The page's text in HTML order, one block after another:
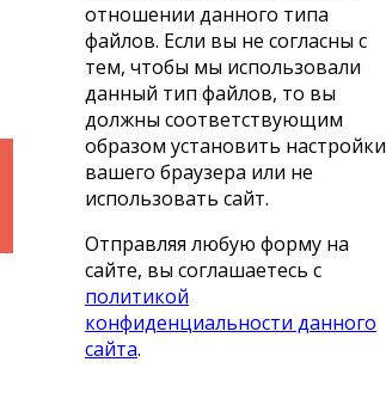
отношении данного типа
файлов. Если вы не согласны с
тем, чтобы мы использовали
данный тип файлов, то вы
должны соответствующим
образом установить настройки
вашего браузера или не
использовать сайт.
Отправляя любую форму на
сайте, вы соглашаетесь с
политикой
конфиденциальности данного
сайта.